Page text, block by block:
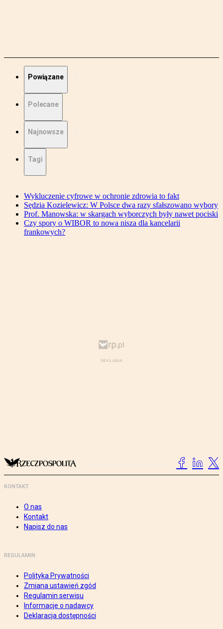
Powiązane
Polecane
Najnowsze
Tagi
Wykluczenie cyfrowe w ochronie zdrowia to fakt
Sędzia Kozielewicz: W Polsce dwa razy sfałszowano wybory
Prof. Manowska: w skargach wyborczych były nawet pociski
Czy spory o WIBOR to nowa nisza dla kancelarii
frankowych?
KONTAKT
O nas
Kontakt
Napisz do nas
REGULAMIN
Polityka Prywatności
Zmiana ustawień zgód
Regulamin serwisu
Informacje o nadawcy
Deklaracja dostępności